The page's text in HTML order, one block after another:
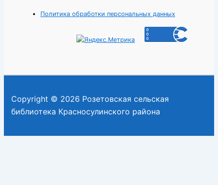
Политика обработки персональных данных
Copyright © 2026 Розетовская сельская
библиотека Красносулинского района